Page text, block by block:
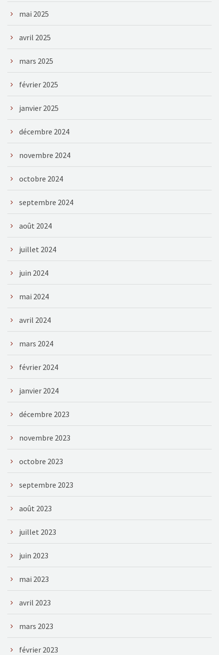
mai 2025
avril 2025
mars 2025
février 2025
janvier 2025
décembre 2024
novembre 2024
octobre 2024
septembre 2024
août 2024
juillet 2024
juin 2024
mai 2024
avril 2024
mars 2024
février 2024
janvier 2024
décembre 2023
novembre 2023
octobre 2023
septembre 2023
août 2023
juillet 2023
juin 2023
mai 2023
avril 2023
mars 2023
février 2023